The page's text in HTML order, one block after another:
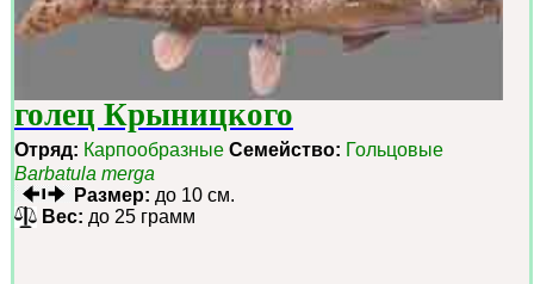
голец Крыницкого
Отряд: Карпообразные Семейство: Гольцовые
Barbatula merga
Размер: до 10 см.
Вес: до 25 грамм